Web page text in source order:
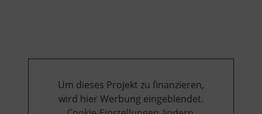
Um dieses Projekt zu finanzieren,
wird hier Werbung eingeblendet.